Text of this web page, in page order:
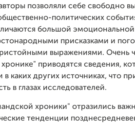
позволяли себе свободно
политических
большой
присказками и
выражениями. Очень
приводятся сведения,
в каких других источниках, что
в глазах исследователей.
хроники" отразились
тенденции